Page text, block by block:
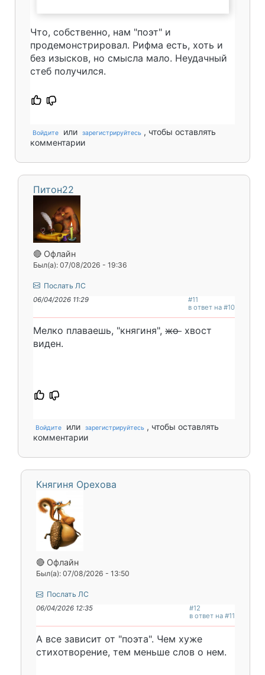
Что, собственно, нам "поэт" и
продемонстрировал. Рифма есть, хоть и
без изысков, но смысла мало. Неудачный
стеб получился.
Войдите или зарегистрируйтесь , чтобы оставлять
комментарии
Питон22
🔴 Офлайн
Был(а): 07/08/2026 - 19:36
Послать ЛС
06/04/2026 11:29
#11
в ответ на #10
Мелко плаваешь, "княгиня", жо хвост
виден.
Войдите или зарегистрируйтесь , чтобы оставлять
комментарии
Княгиня Орехова
🔴 Офлайн
Был(а): 07/08/2026 - 13:50
Послать ЛС
06/04/2026 12:35
#12
в ответ на #11
А все зависит от "поэта". Чем хуже
стихотворение, тем меньше слов о нем.